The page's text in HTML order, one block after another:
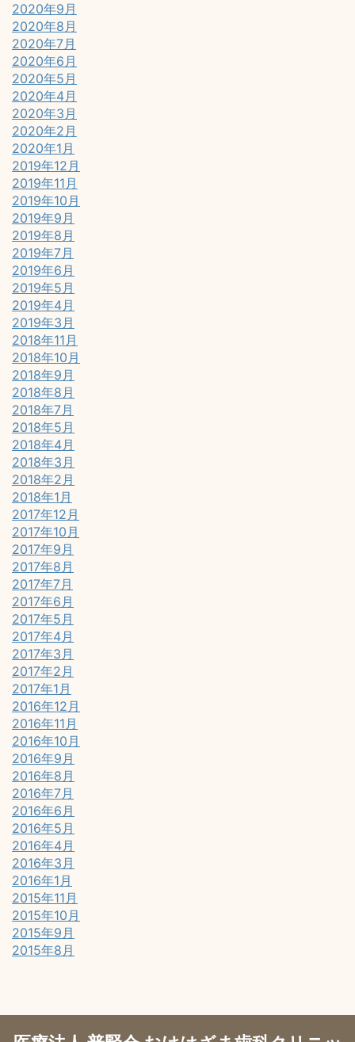
2020年9月
2020年8月
2020年7月
2020年6月
2020年5月
2020年4月
2020年3月
2020年2月
2020年1月
2019年12月
2019年11月
2019年10月
2019年9月
2019年8月
2019年7月
2019年6月
2019年5月
2019年4月
2019年3月
2018年11月
2018年10月
2018年9月
2018年8月
2018年7月
2018年5月
2018年4月
2018年3月
2018年2月
2018年1月
2017年12月
2017年10月
2017年9月
2017年8月
2017年7月
2017年6月
2017年5月
2017年4月
2017年3月
2017年2月
2017年1月
2016年12月
2016年11月
2016年10月
2016年9月
2016年8月
2016年7月
2016年6月
2016年5月
2016年4月
2016年3月
2016年1月
2015年11月
2015年10月
2015年9月
2015年8月